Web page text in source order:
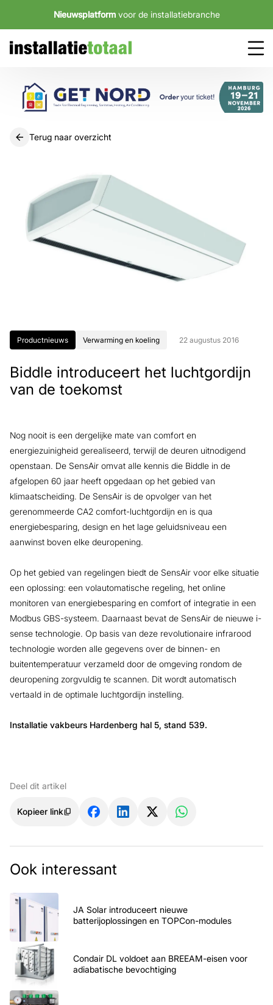
Nieuwsplatform voor de installatiebranche
Terug naar overzicht
Productnieuws Verwarming en koeling 22 augustus 2016
Biddle introduceert het luchtgordijn
van de toekomst
Nog nooit is een dergelijke mate van comfort en
energiezuinigheid gerealiseerd, terwijl de deuren uitnodigend
openstaan. De SensAir omvat alle kennis die Biddle in de
afgelopen 60 jaar heeft opgedaan op het gebied van
klimaatscheiding. De SensAir is de opvolger van het
gerenommeerde CA2 comfort-luchtgordijn en is qua
energiebesparing, design en het lage geluidsniveau een
aanwinst boven elke deuropening.
Op het gebied van regelingen biedt de SensAir voor elke situatie
een oplossing: een volautomatische regeling, het online
monitoren van energiebesparing en comfort of integratie in een
Modbus GBS-systeem. Daarnaast bevat de SensAir de nieuwe i-
sense technologie. Op basis van deze revolutionaire infrarood
technologie worden alle gegevens over de binnen- en
buitentemperatuur verzameld door de omgeving rondom de
deuropening zorgvuldig te scannen. Dit wordt automatisch
vertaald in de optimale luchtgordijn instelling.
Installatie vakbeurs Hardenberg hal 5, stand 539.
Deel dit artikel
Kopieer link
Ook interessant
JA Solar introduceert nieuwe
batterijoplossingen en TOPCon-modules
Condair DL voldoet aan BREEAM-eisen voor
adiabatische bevochtiging